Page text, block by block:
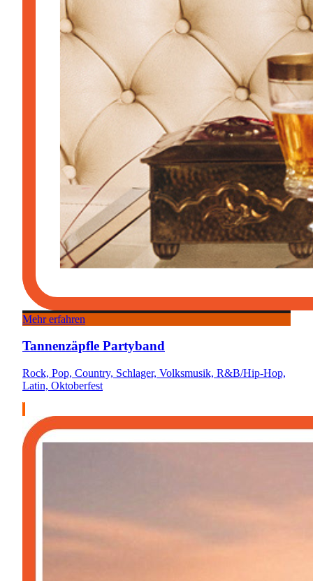
Mehr erfahren
Tannenzäpfle Partyband
Rock, Pop, Country, Schlager, Volksmusik, R&B/Hip-Hop,
Latin, Oktoberfest